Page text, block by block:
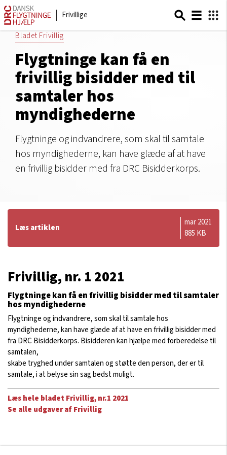
Frivillige
Bladet Frivillig
Flygtninge kan få en
frivillig bisidder med til
samtaler hos
myndighederne
Flygtninge og indvandrere, som skal til samtale
hos myndighederne, kan have glæde af at have
en frivillig bisidder med fra DRC Bisidderkorps.
Læs artiklen
mar 2021
885 KB
Frivillig, nr. 1 2021
Flygtninge kan få en frivillig bisidder med til samtaler
hos myndighederne
Flygtninge og indvandrere, som skal til samtale hos
myndighederne, kan have glæde af at have en frivillig bisidder med
fra DRC Bisidderkorps. Bisidderen kan hjælpe med forberedelse til
samtalen,
skabe tryghed under samtalen og støtte den person, der er til
samtale, i at belyse sin sag bedst muligt.
Læs hele bladet Frivillig, nr.1 2021
Se alle udgaver af Frivillig